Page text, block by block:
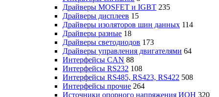
Драйверы MOSFET и IGBT 235
Драйверы дисплеев 15
Драйверы изоляторов шин данных 114
Драйверы разные 18
Драйверы светодиодов 173
Драйверы управления двигателями 64
Интерфейсы CAN 88
Интерфейсы RS232 108
Интерфейсы RS485, RS423, RS422 508
Интерфейсы прочие 264
Источники опорного напряжения ИОН 320